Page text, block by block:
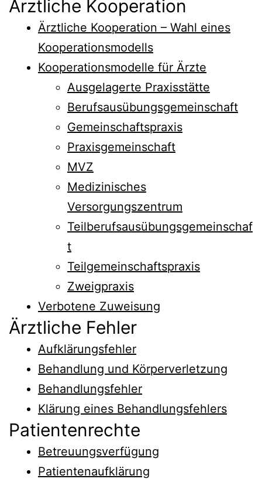
Ärztliche Kooperation
Ärztliche Kooperation – Wahl eines
Kooperationsmodells
Kooperationsmodelle für Ärzte
Ausgelagerte Praxisstätte
Berufsausübungsgemeinschaft
Gemeinschaftspraxis
Praxisgemeinschaft
MVZ
Medizinisches
Versorgungszentrum
Teilberufsausübungsgemeinschaf
t
Teilgemeinschaftspraxis
Zweigpraxis
Verbotene Zuweisung
Ärztliche Fehler
Aufklärungsfehler
Behandlung und Körperverletzung
Behandlungsfehler
Klärung eines Behandlungsfehlers
Patientenrechte
Betreuungsverfügung
Patientenaufklärung